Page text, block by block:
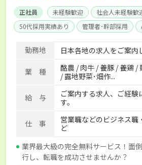
正社員 未経験歓迎 社会人未経験歓
50代採用実績あり
管理者･幹部採用
家賃補助制度あり
食事補助あり
残
賞与実績あり
年間休日100日以上
独立支援可能
社会保険完備 単身寮
寮･社宅相談可
勤務地 日本各地の求人をご案内
業 種
酪農 / 肉牛 / 養豚 / 養鶏 /
/ 露地野菜･畑作...
給 与
ご案内する求人、ご経験
す。
仕 事
営業職などのビジネス職
ど
業界最大級の完全無料サービス！面
行し、転職を成功させませんか？